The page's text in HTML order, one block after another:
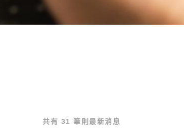
共有 31 筆則最新消息